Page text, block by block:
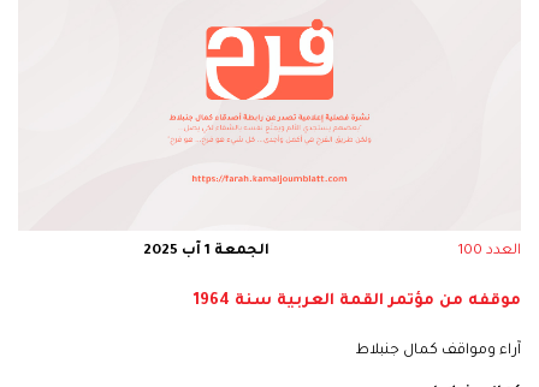
العدد 100 الجمعة 1 آب 2025
موقفه من مؤتمر القمة العربية سنة 1964
آراء ومواقف كمال جنبلاط